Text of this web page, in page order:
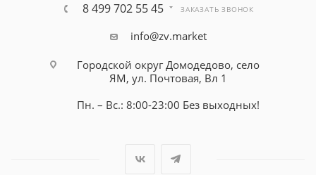
8 499 702 55 45 ЗАКАЗАТЬ ЗВОНОК
info@zv.market
Городской округ Домодедово, село
ЯМ, ул. Почтовая, Вл 1
Пн. – Вс.: 8:00-23:00 Без выходных!